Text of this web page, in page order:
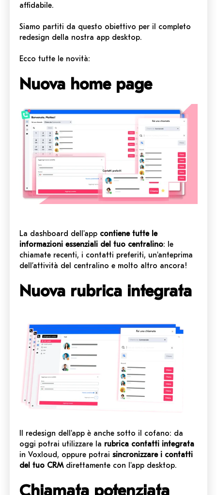
affidabile.
Siamo partiti da questo obiettivo per il completo
redesign della nostra app desktop.
Ecco tutte le novità:
Nuova home page
La dashboard dell'app contiene tutte le
informazioni essenziali del tuo centralino: le
chiamate recenti, i contatti preferiti, un'anteprima
dell’attività del centralino e molto altro ancora!
Nuova rubrica integrata
Il redesign dell'app è anche sotto il cofano: da
oggi potrai utilizzare la rubrica contatti integrata
in Voxloud, oppure potrai sincronizzare i contatti
del tuo CRM direttamente con l'app desktop.
Chiamata potenziata